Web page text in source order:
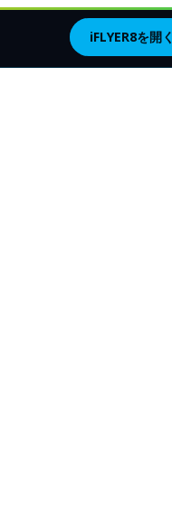
iFLYER8を開く